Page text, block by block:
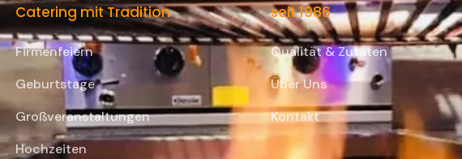
Catering mit Tradition
Firmenfeiern
Geburtstage
Großveranstaltungen
Hochzeiten
seit 1986
Qualität & Zutaten
Über Uns
Kontakt